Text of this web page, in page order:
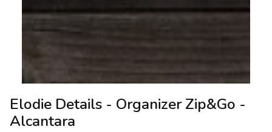
Elodie Details - Organizer Zip&Go -
Alcantara